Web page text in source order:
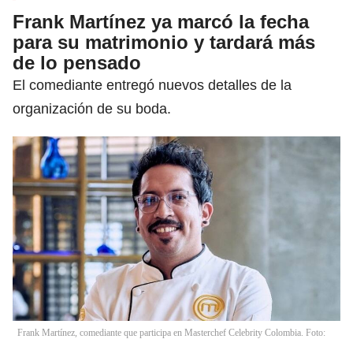
Frank Martínez ya marcó la fecha
para su matrimonio y tardará más
de lo pensado
El comediante entregó nuevos detalles de la
organización de su boda.
Frank Martínez, comediante que participa en Masterchef Celebrity Colombia. Foto: